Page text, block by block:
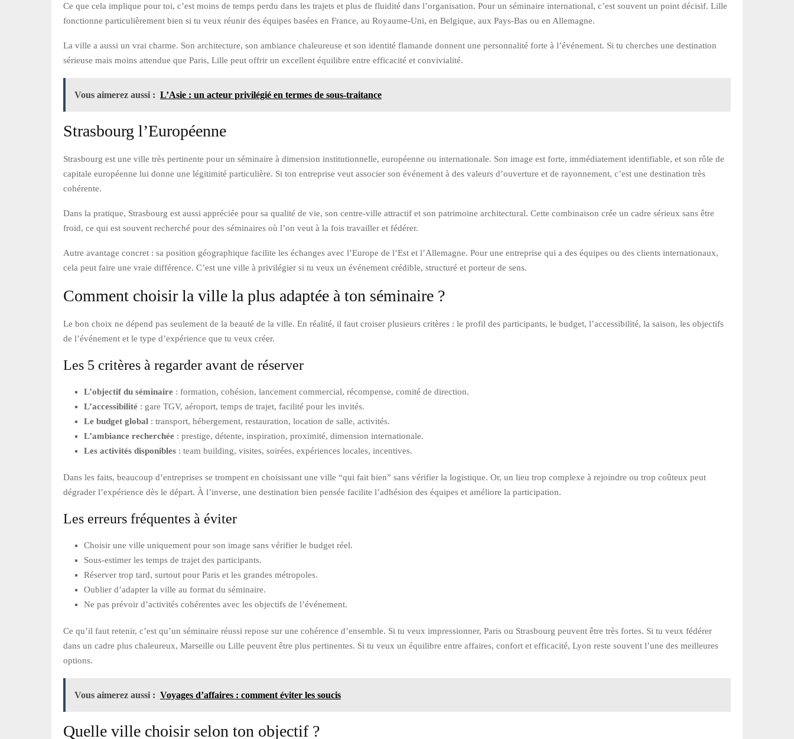
Ce que cela implique pour toi, c’est moins de temps perdu dans les trajets et plus de fluidité dans l’organisation. Pour un séminaire international, c’est souvent un point décisif. Lille
fonctionne particulièrement bien si tu veux réunir des équipes basées en France, au Royaume-Uni, en Belgique, aux Pays-Bas ou en Allemagne.
La ville a aussi un vrai charme. Son architecture, son ambiance chaleureuse et son identité flamande donnent une personnalité forte à l’événement. Si tu cherches une destination
sérieuse mais moins attendue que Paris, Lille peut offrir un excellent équilibre entre efficacité et convivialité.
Vous aimerez aussi : L’Asie : un acteur privilégié en termes de sous-traitance
Strasbourg l’Européenne
Strasbourg est une ville très pertinente pour un séminaire à dimension institutionnelle, européenne ou internationale. Son image est forte, immédiatement identifiable, et son rôle de
capitale européenne lui donne une légitimité particulière. Si ton entreprise veut associer son événement à des valeurs d’ouverture et de rayonnement, c’est une destination très
cohérente.
Dans la pratique, Strasbourg est aussi appréciée pour sa qualité de vie, son centre-ville attractif et son patrimoine architectural. Cette combinaison crée un cadre sérieux sans être
froid, ce qui est souvent recherché pour des séminaires où l’on veut à la fois travailler et fédérer.
Autre avantage concret : sa position géographique facilite les échanges avec l’Europe de l’Est et l’Allemagne. Pour une entreprise qui a des équipes ou des clients internationaux,
cela peut faire une vraie différence. C’est une ville à privilégier si tu veux un événement crédible, structuré et porteur de sens.
Comment choisir la ville la plus adaptée à ton séminaire ?
Le bon choix ne dépend pas seulement de la beauté de la ville. En réalité, il faut croiser plusieurs critères : le profil des participants, le budget, l’accessibilité, la saison, les objectifs
de l’événement et le type d’expérience que tu veux créer.
Les 5 critères à regarder avant de réserver
L’objectif du séminaire : formation, cohésion, lancement commercial, récompense, comité de direction.
L’accessibilité : gare TGV, aéroport, temps de trajet, facilité pour les invités.
Le budget global : transport, hébergement, restauration, location de salle, activités.
L’ambiance recherchée : prestige, détente, inspiration, proximité, dimension internationale.
Les activités disponibles : team building, visites, soirées, expériences locales, incentives.
Dans les faits, beaucoup d’entreprises se trompent en choisissant une ville “qui fait bien” sans vérifier la logistique. Or, un lieu trop complexe à rejoindre ou trop coûteux peut
dégrader l’expérience dès le départ. À l’inverse, une destination bien pensée facilite l’adhésion des équipes et améliore la participation.
Les erreurs fréquentes à éviter
Choisir une ville uniquement pour son image sans vérifier le budget réel.
Sous-estimer les temps de trajet des participants.
Réserver trop tard, surtout pour Paris et les grandes métropoles.
Oublier d’adapter la ville au format du séminaire.
Ne pas prévoir d’activités cohérentes avec les objectifs de l’événement.
Ce qu’il faut retenir, c’est qu’un séminaire réussi repose sur une cohérence d’ensemble. Si tu veux impressionner, Paris ou Strasbourg peuvent être très fortes. Si tu veux fédérer
dans un cadre plus chaleureux, Marseille ou Lille peuvent être plus pertinentes. Si tu veux un équilibre entre affaires, confort et efficacité, Lyon reste souvent l’une des meilleures
options.
Vous aimerez aussi : Voyages d’affaires : comment éviter les soucis
Quelle ville choisir selon ton objectif ?